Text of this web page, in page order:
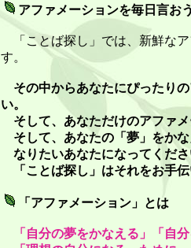
アファメーションを毎日言お
「ことば探し」では、新鮮な
す。
その中からあなたにぴったり
い。
そして、あなただけのアファ
そして、あなたの「夢」をか
なりたいあなたになってくだ
「ことば探し」はそれをお手
「アファメーション」とは
「自分の夢をかなえる」「自